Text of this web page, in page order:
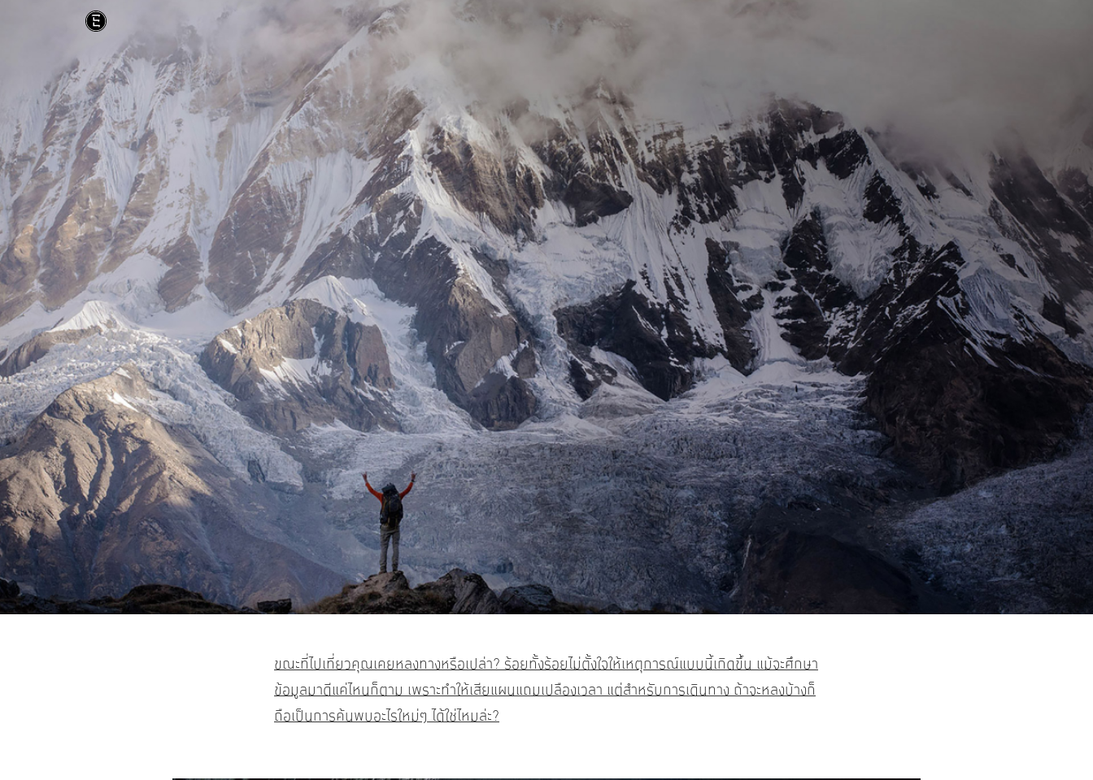
ขณะที่ไปเที่ยวคุณเคยหลงทางหรือเปล่า? ร้อยทั้งร้อยไม่ตั้งใจให้เหตุการณ์แบบนี้เกิดขึ้น แม้จะศึกษา
ข้อมูลมาดีแค่ไหนก็ตาม เพราะทำให้เสียแผนแถมเปลืองเวลา แต่สำหรับการเดินทาง ถ้าจะหลงบ้างก็
ถือเป็นการค้นพบอะไรใหม่ๆ ได้ใช่ไหมล่ะ?